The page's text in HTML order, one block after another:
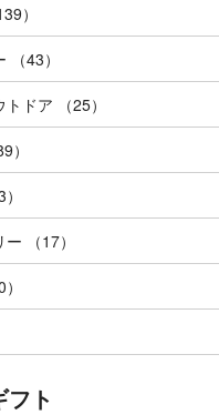
）
（43）
ドア （25）
）
（17）
ト